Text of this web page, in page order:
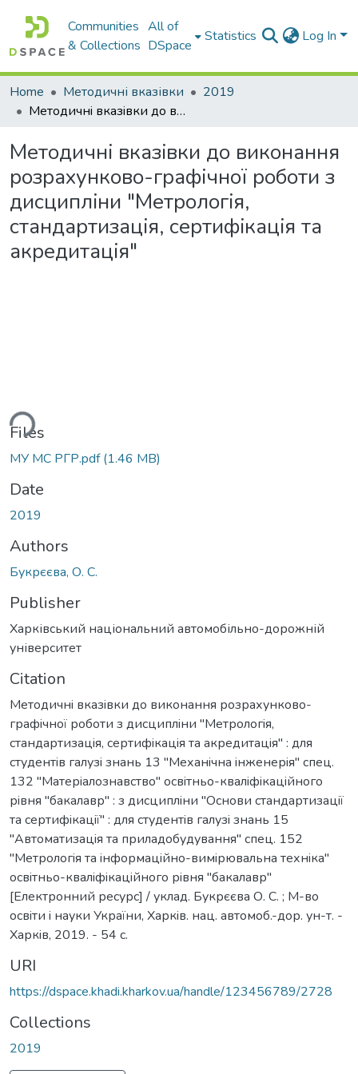
Communities
& Collections
All of
DSpace
Statistics Log In
Home Методичні вказівки
2019
Методичнi вказiвки до виконання розрахунково-графiчної роботи з дисциплiни "Метрологiя, стандартизацiя, сертифiкацiя та акредитацiя"
Методичнi вказiвки до виконання
розрахунково-графiчної роботи з
дисциплiни "Метрологiя,
стандартизацiя, сертифiкацiя та
акредитацiя"
Files
МУ МС РГР.pdf(1.46 MB)
Date
2019
Authors
Букрєєва, О. С.
Publisher
Харківський національний автомобільно-дорожній
університет
Citation
Методичнi вказiвки до виконання розрахунково-
графiчної роботи з дисциплiни "Метрологiя,
стандартизацiя, сертифiкацiя та акредитацiя" : для
студентiв галузi знань 13 "Механiчна iнженерiя" спец.
132 "Матерiалознавство" освiтньо-квалiфiкацiйного
рiвня "бакалавр" : з дисциплiни "Основи стандартизацiї
та сертифiкацiї" : для студентiв галузi знань 15
"Автоматизацiя та приладобудування" спец. 152
"Метрологiя та iнформацiйно-вимiрювальна технiка"
освiтньо-квалiфiкацiйного рiвня "бакалавр"
[Електронний ресурс] / уклад. Букрєєва О. С. ; М-во
освiти i науки України, Харкiв. нац. автомоб.-дор. ун-т. -
Харкiв, 2019. - 54 с.
URI
https://dspace.khadi.kharkov.ua/handle/123456789/2728
Collections
2019